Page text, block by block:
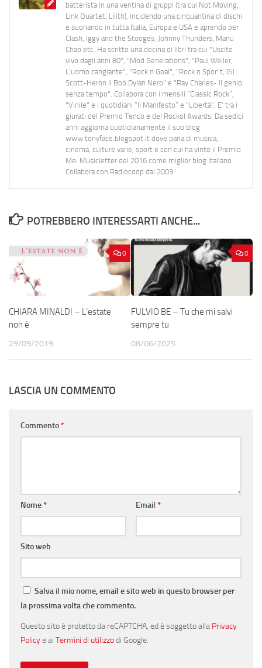
batterista in una ventina di gruppi (tra cui Not Moving,
Link Quartet, Lilith), incidendo una cinquantina di dischi
e suonando in tutta Italia, Europa e USA e aprendo per
Clash, Iggy and the Stooges, Johnny Thunders, Manu
Chao etc. Ha scritto una decina di libri tra cui "Uscito
vivo dagli anni 80", "Mod Generations", "Paul Weller,
L’uomo cangiante", "Rock n Goal", "Rock n Spor"t, Gil
Scott-Heron Il Bob Dylan Nero" e "Ray Charles- Il genio
senza tempo". Collabora con i mensili “Classic Rock”,
"Vinile" e i quotidiani “Il Manifesto” e “Libertà”. E' tra i
giurati del Premio Tenco e del Rockol Awards. Da sedici
anni aggiorna quotidianamente il suo blog
www.tonyface.blogspot.it dove parla di musica,
cinema, culture varie, sport e con cui ha vinto il Premio
Mei Musicletter del 2016 come miglior blog italiano.
Collabora con Radiocoop dal 2003.
POTREBBERO INTERESSARTI ANCHE...
0
CHIARA MINALDI – L’estate
non è
29/09/2019
0
FULVIO BE – Tu che mi salvi
sempre tu
08/06/2025
LASCIA UN COMMENTO
Commento*
Nome* Email *
Sito web
Salva il mio nome, email e sito web in questo browser per
la prossima volta che commento.
Questo sito è protetto da reCAPTCHA, ed è soggetto alla Privacy
Policye ai Termini di utilizzodi Google.